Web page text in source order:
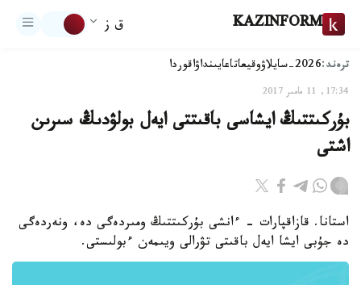
KAZINFORM ق ز
ترەند:2026-سايلاۋ وقيعاتاعايىنداۋاقوردا
17:34, 11 مامىر 2017
بۇركىتتىڭ ايشاسى باقىتتى ايەل بولۋدىڭ سىرىن
اشتى
استانا. قازاقپارات - ءانشى بۇركىتتىڭ ومىردەگى دە، ونەردەگى
دە جۇبى ايشا ايەل باقىتى تۋرالى ويىمەن ءبولىستى.